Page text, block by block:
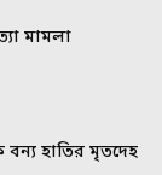
মামলা
বন্য হাতির মৃতদেহ